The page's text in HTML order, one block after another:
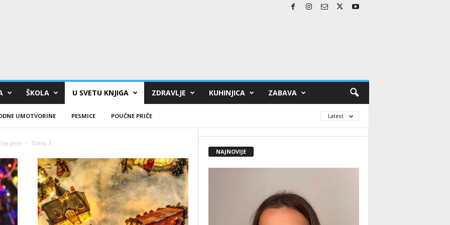
ŠKOLA U SVETU KNJIGA ZDRAVLJE KUHINJICA ZABAVA
UMOTVORINE PESMICE POUČNE PRIČE Latest
priče Strana 3
NAJNOVIJE